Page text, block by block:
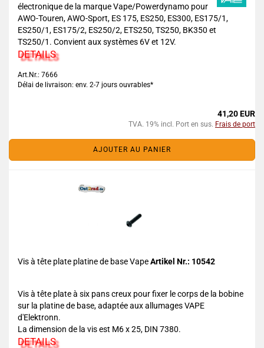
électronique de la marque Vape/Powerdynamo pour
AWO-Touren, AWO-Sport, ES 175, ES250, ES300, ES175/1,
ES250/1, ES175/2, ES250/2, ETS250, TS250, BK350 et
TS250/1. Convient aux systèmes 6V et 12V.
DETAILS
Art.Nr.: 7666
Délai de livraison: env. 2-7 jours ouvrables*
41,20 EUR
TVA. 19% incl. Port en sus. Frais de port
AJOUTER AU PANIER
Vis à tête plate platine de base VapeArtikel Nr.: 10542
Vis à tête plate à six pans creux pour fixer le corps de la bobine
sur la platine de base, adaptée aux allumages VAPE
d'Elektronn.
La dimension de la vis est M6 x 25, DIN 7380.
DETAILS